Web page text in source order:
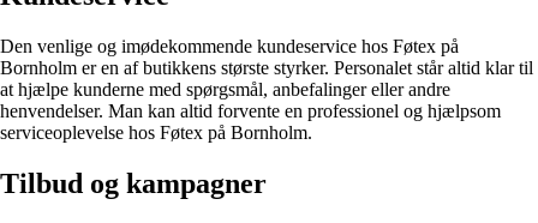
Den venlige og imødekommende kundeservice hos Føtex på
Bornholm er en af butikkens største styrker. Personalet står altid klar til
at hjælpe kunderne med spørgsmål, anbefalinger eller andre
henvendelser. Man kan altid forvente en professionel og hjælpsom
serviceoplevelse hos Føtex på Bornholm.
Tilbud og kampagner